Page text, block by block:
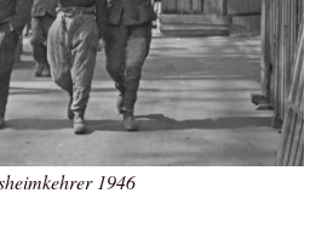
1946